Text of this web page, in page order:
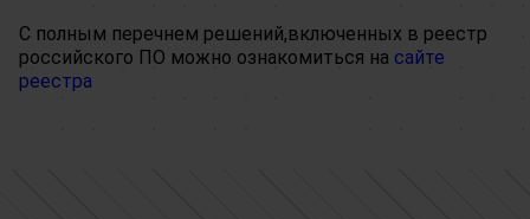
С полным перечнем решений,включенных в реестр
российского ПО можно ознакомиться на сайте
реестра